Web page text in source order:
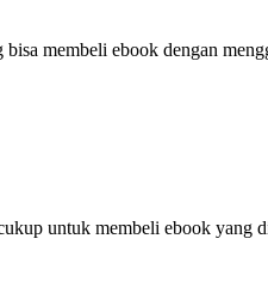
membeli ebook dengan
untuk membeli ebook